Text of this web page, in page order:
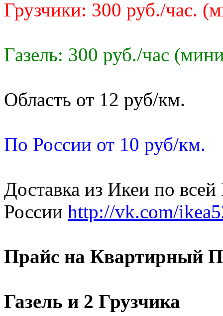
Грузчики: 300 руб./час.
Газель: 300 руб./час
Область от 12 руб/км.
По России от 10 руб/км.
Доставка из Икеи по
России http://vk.com/
Прайс на Квартирный
Газель и 2 Грузчика